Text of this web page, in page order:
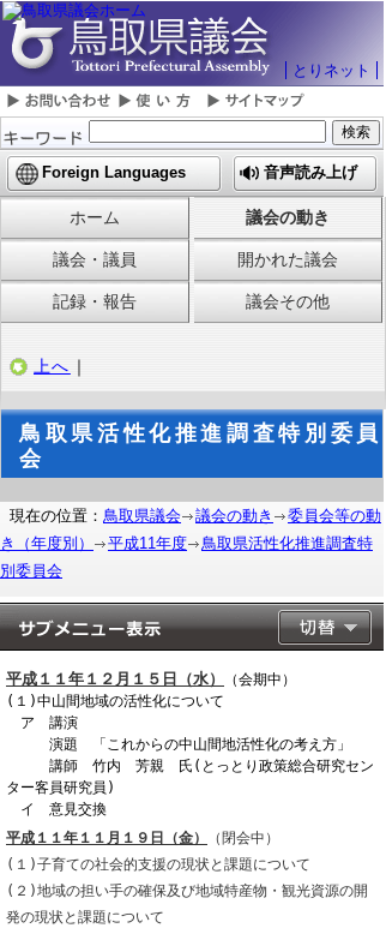
とりネット
Foreign Languages 音声読み上げ
ホーム 議会の動き
議会・議員 開かれた議会
記録・報告 議会その他
上へ ｜
鳥取県活性化推進調査特別委員
会
現在の位置： 鳥取県議会 議会の動き
委員会等の動
き（年度別）
平成11年度
鳥取県活性化推進調査特
別委員会
平成１１年１２月１５日（水）
（会期中）
(１)中山間地域の活性化について
ア 講演
演題 「これからの中山間地活性化の考え方」
講師 竹内 芳親 氏(とっとり政策総合研究セン
ター客員研究員)
イ 意見交換
平成１１年１１月１９日（金）
（閉会中）
(１)子育ての社会的支援の現状と課題について
(２)地域の担い手の確保及び地域特産物・観光資源の開
発の現状と課題について